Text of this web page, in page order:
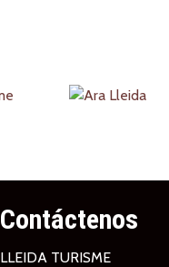
Contáctenos
LLEIDA TURISME